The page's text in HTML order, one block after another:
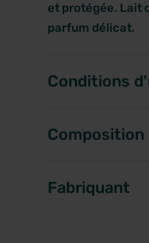
et protégée. Lait
parfum délicat.
Conditions
Composition
Fabriquant